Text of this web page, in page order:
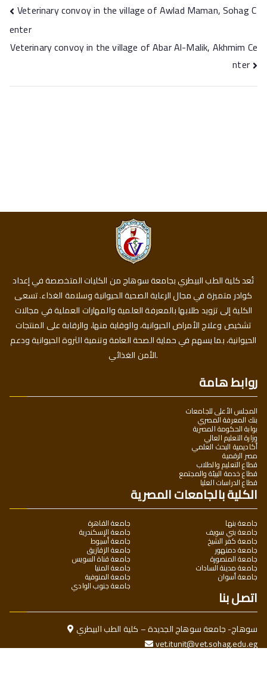
Veterinary convoy in the village of Awlad Maman, Sohag C
enter
Veterinary convoy in the village of Abar Al-Malik, Akhmim Ce
nter
تُعد كلية الطب البيطري بجامعة سوهاج من الكليات المتخصصة في إعداد
كوادر متميزة في مجال الرعاية الصحية الحيوانية وسلامة الغذاء. تسعى
الكلية إلى تزويد طلابها بالمعرفة العلمية والمهارات العملية في مجالات
تشخيص وعلاج الأمراض الحيوانية، والوقاية منها، والرقابة على المنتجات
الحيوانية، بما يسهم في حماية الصحة العامة وتنمية الثروة الحيوانية ودعم
الأمن الغذائي.
روابط هامة
المجلس الأعلى للجامعات
بنك المعرفة المصري
بوابة الحكومة المصرية
وزارة التعليم العالي
أكاديمية البحث العلمي
مصر الرقمية
قطاع التعليم والطلاب
قطاع خدمة البيئة والمجتمع
قطاع الدراسات العليا
الكلية بالجامعات المصرية
جامعة القاهرة
جامعة الإسكندرية
جامعة أسيوط
جامعة الزقازيق
جامعة قناة السويس
جامعة المنيا
جامعة المنوفية
جامعة جنوب الوادي
جامعة بنها
جامعة بني سويف
جامعة كفر الشيخ
جامعة دمنهور
جامعة المنصورة
جامعة مدينة السادات
جامعة أسوان
اتصل بنا
سوهاج- جامعة سوهاج الجديدة – كلية الطب البيطري
vet.itunit@vet.sohag.edu.eg